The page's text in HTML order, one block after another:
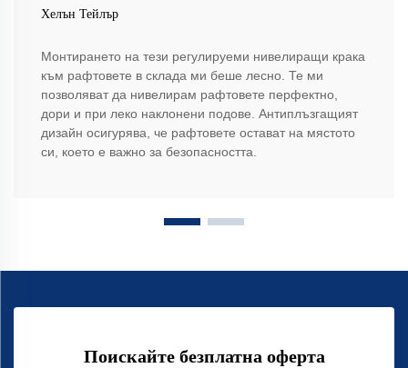
Хелън Тейлър
Монтирането на тези регулируеми нивелиращи крака
към рафтовете в склада ми беше лесно. Те ми
позволяват да нивелирам рафтовете перфектно,
дори и при леко наклонени подове. Антиплъзгащият
дизайн осигурява, че рафтовете остават на мястото
си, което е важно за безопасността.
Поискайте безплатна оферта